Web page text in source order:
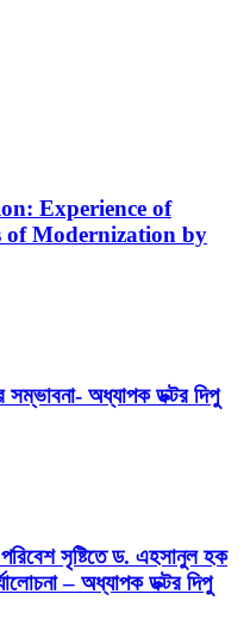
Experience of
of Modernization by
অধ্যাপক ডক্টর দিপু
পরিবেশ সৃষ্টিতে ড. এহসানুল হক
– অধ্যাপক ডক্টর দিপু